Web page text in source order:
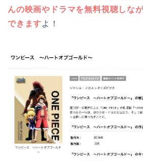
んの映画やドラマを無料視聴しな
できますよ！